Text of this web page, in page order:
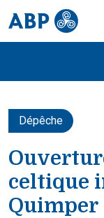
Dépêche
celtique
Quimper